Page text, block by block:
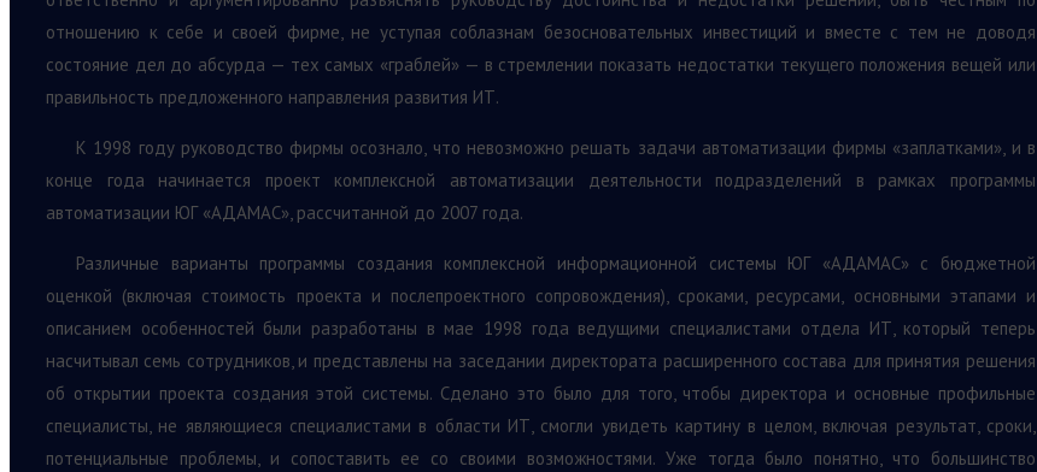
отношению к себе и своей фирме, не уступая соблазнам безосновательных инвестиций и вместе с тем не доводя
состояние дел до абсурда — тех самых «граблей» — в стремлении показать недостатки текущего положения вещей или
правильность предложенного направления развития ИТ.
К 1998 году руководство фирмы осознало, что невозможно решать задачи автоматизации фирмы «заплатками», и в
конце года начинается проект комплексной автоматизации деятельности подразделений в рамках программы
автоматизации ЮГ «АДАМАС», рассчитанной до 2007 года.
Различные варианты программы создания комплексной информационной системы ЮГ «АДАМАС» с бюджетной
оценкой (включая стоимость проекта и послепроектного сопровождения), сроками, ресурсами, основными этапами и
описанием особенностей были разработаны в мае 1998 года ведущими специалистами отдела ИТ, который теперь
насчитывал семь сотрудников, и представлены на заседании директората расширенного состава для принятия решения
об открытии проекта создания этой системы. Сделано это было для того, чтобы директора и основные профильные
специалисты, не являющиеся специалистами в области ИТ, смогли увидеть картину в целом, включая результат, сроки,
потенциальные проблемы, и сопоставить ее со своими возможностями. Уже тогда было понятно, что большинство